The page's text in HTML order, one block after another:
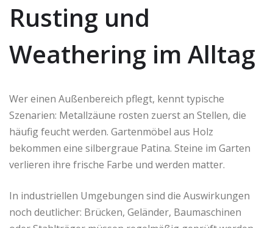
Rusting und
Weathering im Alltag
Wer einen Außenbereich pflegt, kennt typische
Szenarien: Metallzäune rosten zuerst an Stellen, die
häufig feucht werden. Gartenmöbel aus Holz
bekommen eine silbergraue Patina. Steine im Garten
verlieren ihre frische Farbe und werden matter.
In industriellen Umgebungen sind die Auswirkungen
noch deutlicher: Brücken, Geländer, Baumaschinen